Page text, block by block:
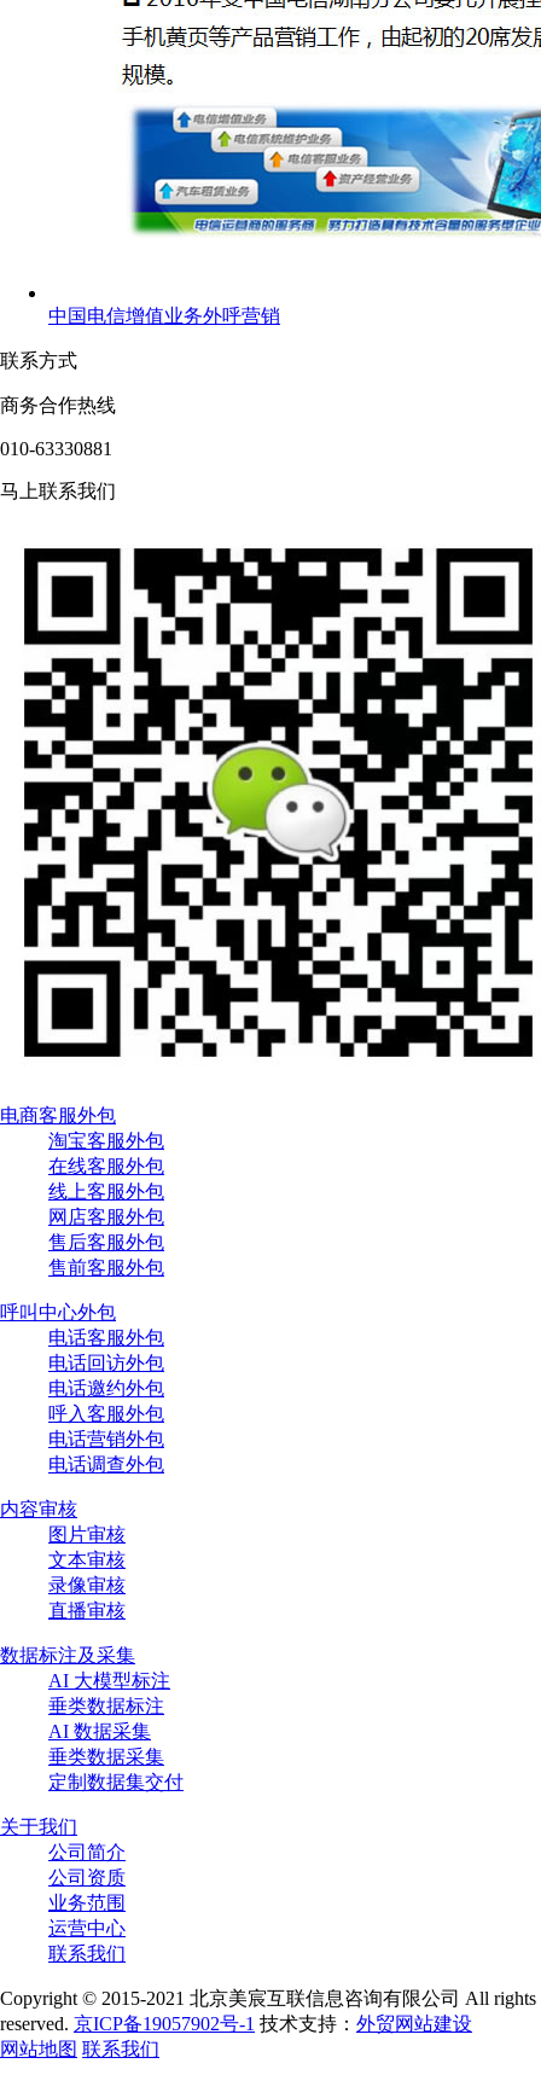
中国电信增值业务外呼营销
联系方式
商务合作热线
010-63330881
马上联系我们
电商客服外包
淘宝客服外包
在线客服外包
线上客服外包
网店客服外包
售后客服外包
售前客服外包
呼叫中心外包
电话客服外包
电话回访外包
电话邀约外包
呼入客服外包
电话营销外包
电话调查外包
内容审核
图片审核
文本审核
录像审核
直播审核
数据标注及采集
AI 大模型标注
垂类数据标注
AI 数据采集
垂类数据采集
定制数据集交付
关于我们
公司简介
公司资质
业务范围
运营中心
联系我们
Copyright © 2015-2021 北京美宸互联信息咨询有限公司 All rights
reserved. 京ICP备19057902号-1 技术支持： 外贸网站建设
网站地图 联系我们